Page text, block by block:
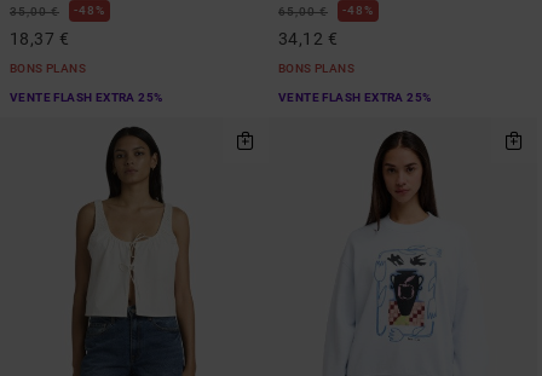
35,00 € 48%
18,37 €
BONS PLANS
VENTE FLASH EXTRA 25%
65,00 € 48%
34,12 €
BONS PLANS
VENTE FLASH EXTRA 25%